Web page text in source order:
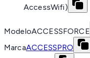
AccessWifi)
ModeloACCESSFORCE
MarcaACCESSPRO